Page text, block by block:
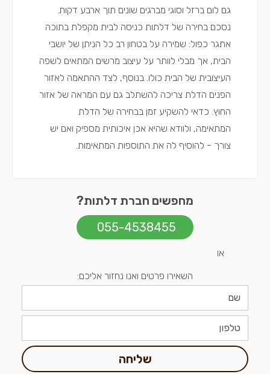
גם לום ברזל וסוגי מברגים שונים תוך ארבע דקות.
נסכם בחירה של דלתות כניסה לבית מקפלת בתוכה
אתגר כפול: שמירה על בטחון רב כל הניתן של יושבי
הבית, אך מבלי לוותר על עיצוב מרשים המתאים לשפה
העיצובית של הבית כולו. בנוסף, לצד ההתאמה לאזור
הפנים הדלת צריכה להשתלב גם עם המראה של אזור
החוץ. כדאי להשקיע זמן בבחירה של הדלת
המתאימה, ולוודא שהיא אכן איכותית מספיק ואם יש
צורך - להוסיף לה את התוספות המתאימות.
מחפשים חברת דלתות?
055-4538455
או
השאירו פרטים ואנו נחזור אליכם:
שליחה